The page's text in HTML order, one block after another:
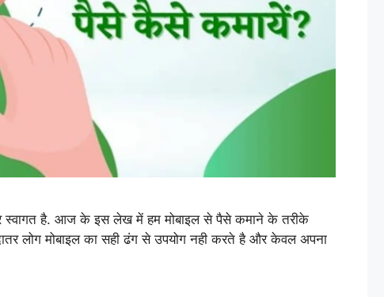
स्वागत है. आज के इस लेख में हम मोबाइल से पैसे कमाने के तरीके
लोग मोबाइल का सही ढंग से उपयोग नही करते है और केवल अपना